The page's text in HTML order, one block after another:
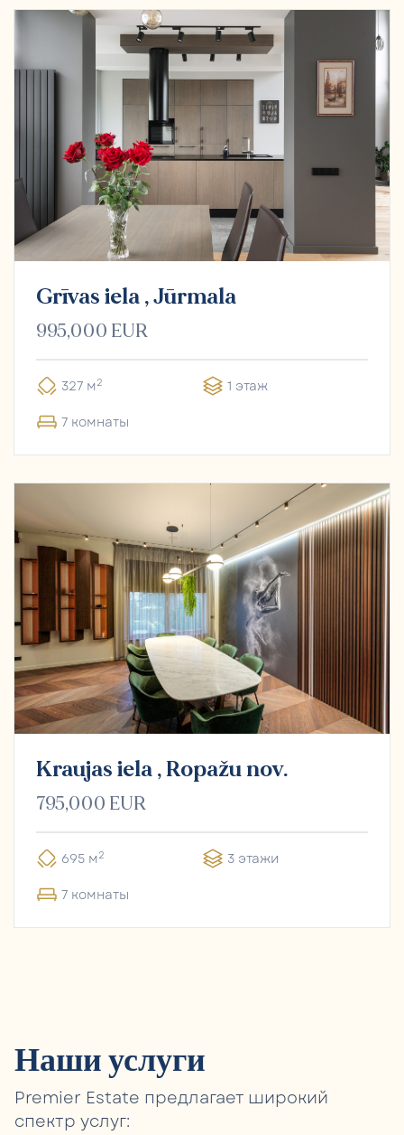
Grīvas iela , Jūrmala
995,000 EUR
327 м2
1 этаж
7 комнаты
Kraujas iela , Ropažu nov.
795,000 EUR
695 м2
3 этажи
7 комнаты
Наши услуги
Premier Estate предлагает широкий
спектр услуг: